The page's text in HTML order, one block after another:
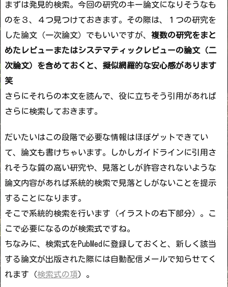
まずは発見的検索。今回の研究のキー論文になりそうなも
のを３、４つ見つけておきます。その際は、１つの研究を
した論文（一次論文）でもいいですが、 複数の研究をまと
めたレビューまたはシステマティックレビューの論文（二
次論文）を含めておくと、擬似網羅的な安心感があります
笑
さらにそれらの本文を読んで、役に立ちそう引用があれば
さらに検索しておきます。
だいたいはこの段階で必要な情報はほぼゲットできてい
て、論文も書けちゃいます。しかしガイドラインに引用さ
れそうな質の高い研究や、見落としが許容されないような
論文内容があれば系統的検索で見落としがないことを提示
することになります。
そこで系統的検索を行います（イラストの右下部分）。こ
こで必要になるのが検索式ですね。
ちなみに、検索式をPubMedに登録しておくと、新しく該当
する論文が出版された際には自動配信メールで知らせてく
れます（検索式の項）。